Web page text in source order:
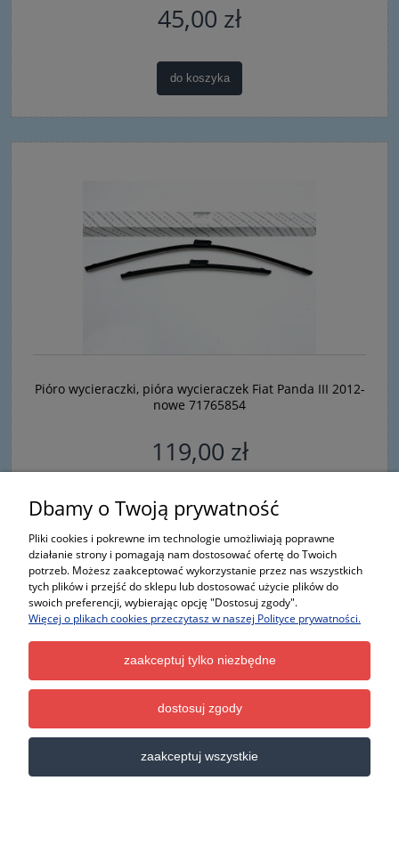
45,00 zł
do koszyka
Pióro wycieraczki, pióra wycieraczek Fiat Panda III 2012-
nowe 71765854
119,00 zł
do koszyka
Dbamy o Twoją prywatność
Pliki cookies i pokrewne im technologie umożliwiają poprawne
działanie strony i pomagają nam dostosować ofertę do Twoich
potrzeb. Możesz zaakceptować wykorzystanie przez nas wszystkich
tych plików i przejść do sklepu lub dostosować użycie plików do
swoich preferencji, wybierając opcję "Dostosuj zgody".
Więcej o plikach cookies przeczytasz w naszej Polityce prywatności.
zaakceptuj tylko niezbędne
dostosuj zgody
zaakceptuj wszystkie